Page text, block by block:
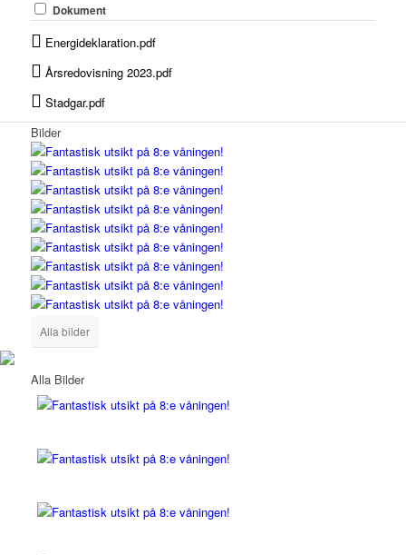
Dokument
Energideklaration.pdf
Årsredovisning 2023.pdf
Stadgar.pdf
Bilder
Alla bilder
Alla Bilder